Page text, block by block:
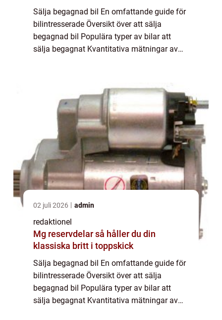
Sälja begagnad bil En omfattande guide för
bilintresserade Översikt över att sälja
begagnad bil Populära typer av bilar att
sälja begagnat Kvantitativa mätningar av
02 juli 2026 admin
redaktionel
Mg reservdelar så håller du din
klassiska britt i toppskick
Sälja begagnad bil En omfattande guide för
bilintresserade Översikt över att sälja
begagnad bil Populära typer av bilar att
sälja begagnat Kvantitativa mätningar av